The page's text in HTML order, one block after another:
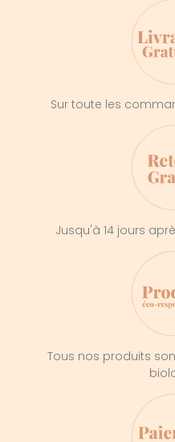
Sur toute les
Jusqu'à 14 jours
Tous nos produits